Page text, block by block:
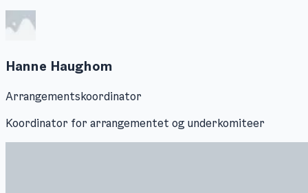
Hanne Haughom
Arrangementskoordinator
Koordinator for arrangementet og underkomiteer